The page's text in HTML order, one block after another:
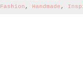
Fashion , Handmade ,